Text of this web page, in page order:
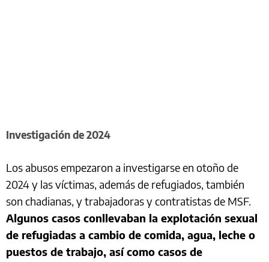
Investigación de 2024
Los abusos empezaron a investigarse en otoño de
2024 y las víctimas, además de refugiados, también
son chadianas, y trabajadoras y contratistas de MSF.
Algunos casos conllevaban la explotación sexual
de refugiadas a cambio de comida, agua, leche o
puestos de trabajo, así como casos de